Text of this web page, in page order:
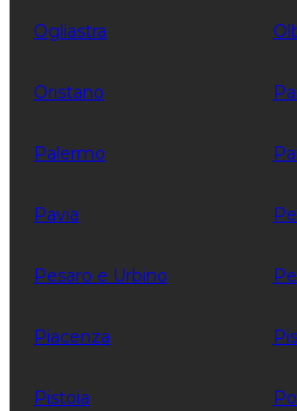
Ogliastra
Oristano
Palermo
Pavia
Pesaro e Urbino
Piacenza
Pistoia